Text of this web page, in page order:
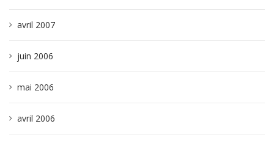
avril 2007
juin 2006
mai 2006
avril 2006